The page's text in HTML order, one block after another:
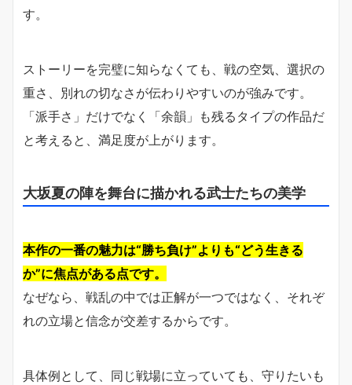
す。
ストーリーを完璧に知らなくても、戦の空気、選択の
重さ、別れの切なさが伝わりやすいのが強みです。
「派手さ」だけでなく「余韻」も残るタイプの作品だ
と考えると、満足度が上がります。
大坂夏の陣を舞台に描かれる武士たちの美学
本作の一番の魅力は“勝ち負け”よりも“どう生きる
か”に焦点がある点です。
なぜなら、戦乱の中では正解が一つではなく、それぞ
れの立場と信念が交差するからです。
具体例として、同じ戦場に立っていても、守りたいも